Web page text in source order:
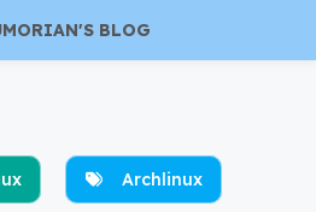
BLOG
Archlinux